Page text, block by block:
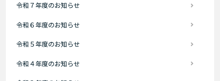
令和７年度のお知らせ
令和６年度のお知らせ
令和５年度のお知らせ
令和４年度のお知らせ